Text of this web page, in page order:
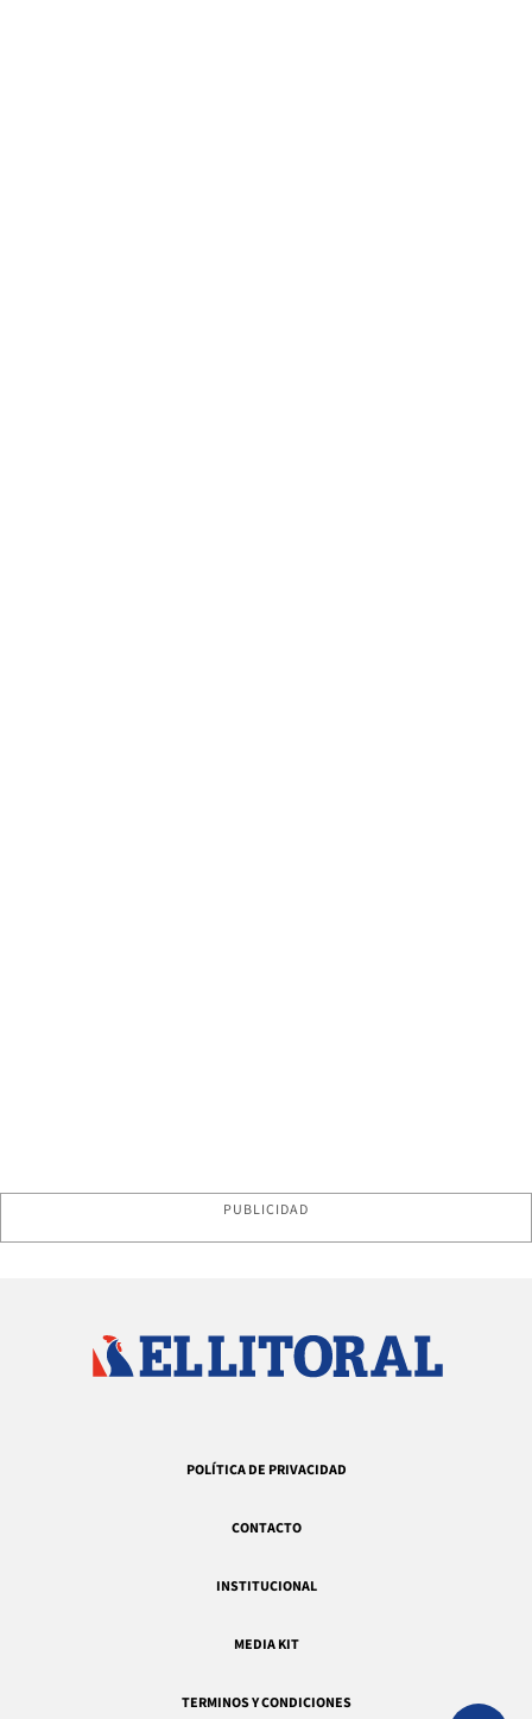
PUBLICIDAD
POLÍTICA DE PRIVACIDAD
CONTACTO
INSTITUCIONAL
MEDIA KIT
TERMINOS Y CONDICIONES